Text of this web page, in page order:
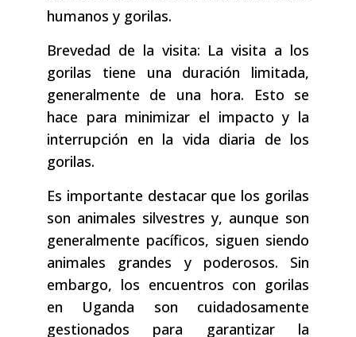
humanos y gorilas.
Brevedad de la visita: La visita a los
gorilas tiene una duración limitada,
generalmente de una hora. Esto se
hace para minimizar el impacto y la
interrupción en la vida diaria de los
gorilas.
Es importante destacar que los gorilas
son animales silvestres y, aunque son
generalmente pacíficos, siguen siendo
animales grandes y poderosos. Sin
embargo, los encuentros con gorilas
en Uganda son cuidadosamente
gestionados para garantizar la